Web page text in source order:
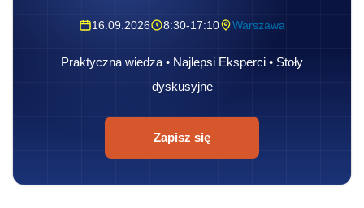
16.09.2026 8:30-17:10 Warszawa
Praktyczna wiedza • Najlepsi Eksperci • Stoły
dyskusyjne
Zapisz się